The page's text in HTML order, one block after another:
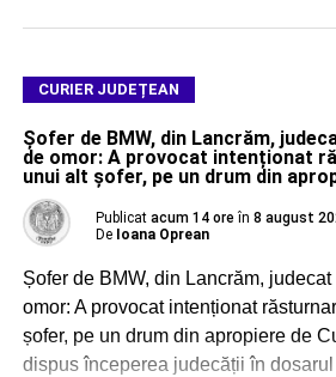
CURIER JUDEȚEAN
Șofer de BMW, din Lancrăm,
de omor: A provocat intenționat
unui alt șofer, pe un drum din
Publicat acum 14 ore în 8 august
De Ioana Oprean
Șofer de BMW, din Lancrăm,
omor: A provocat intenționat
șofer, pe un drum din apropiere de
dispus începerea judecății în